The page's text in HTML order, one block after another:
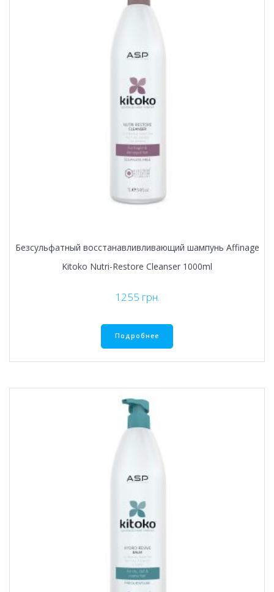
Безсульфатный восстанавливливающий шампунь Affinage
Kitoko Nutri-Restore Cleanser 1000ml
1255 грн.
Подробнее